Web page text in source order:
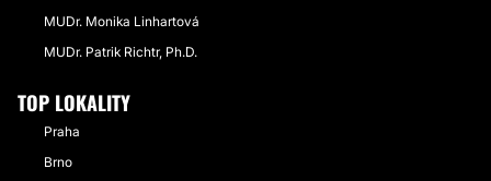
MUDr. Monika Linhartová
MUDr. Patrik Richtr, Ph.D.
TOP LOKALITY
Praha
Brno